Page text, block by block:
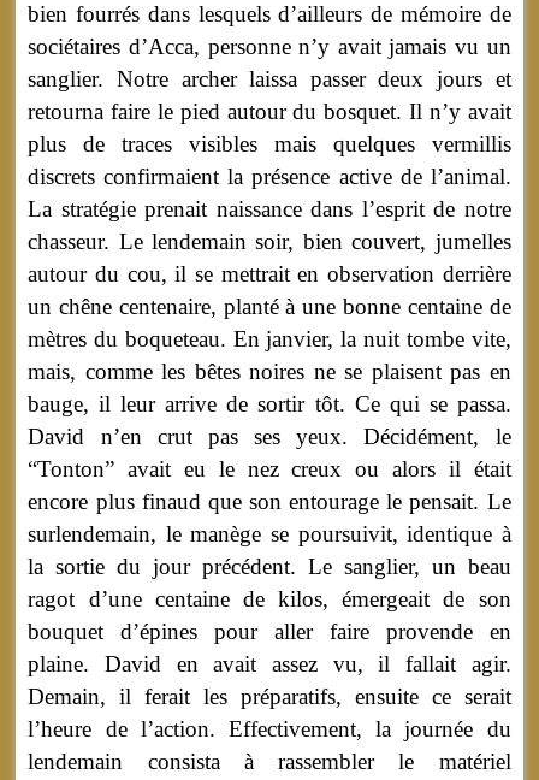
bien fourrés dans lesquels d’ailleurs de mémoire de
sociétaires d’Acca, personne n’y avait jamais vu un
sanglier. Notre archer laissa passer deux jours et
retourna faire le pied autour du bosquet. Il n’y avait
plus de traces visibles mais quelques vermillis
discrets confirmaient la présence active de l’animal.
La stratégie prenait naissance dans l’esprit de notre
chasseur. Le lendemain soir, bien couvert, jumelles
autour du cou, il se mettrait en observation derrière
un chêne centenaire, planté à une bonne centaine de
mètres du boqueteau. En janvier, la nuit tombe vite,
mais, comme les bêtes noires ne se plaisent pas en
bauge, il leur arrive de sortir tôt. Ce qui se passa.
David n’en crut pas ses yeux. Décidément, le
“Tonton” avait eu le nez creux ou alors il était
encore plus finaud que son entourage le pensait. Le
surlendemain, le manège se poursuivit, identique à
la sortie du jour précédent. Le sanglier, un beau
ragot d’une centaine de kilos, émergeait de son
bouquet d’épines pour aller faire provende en
plaine. David en avait assez vu, il fallait agir.
Demain, il ferait les préparatifs, ensuite ce serait
l’heure de l’action. Effectivement, la journée du
lendemain consista à rassembler le matériel